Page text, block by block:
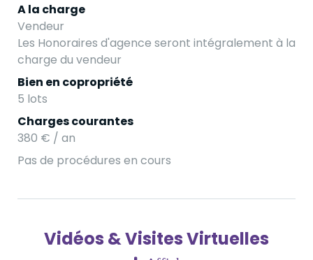
A la charge
Vendeur
Les Honoraires d'agence seront intégralement à la
charge du vendeur
Bien en copropriété
5 lots
Charges courantes
380 € / an
Pas de procédures en cours
Vidéos & Visites Virtuelles